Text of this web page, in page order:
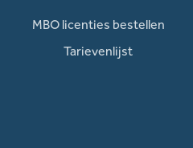
MBO licenties bestellen
Tarievenlijst